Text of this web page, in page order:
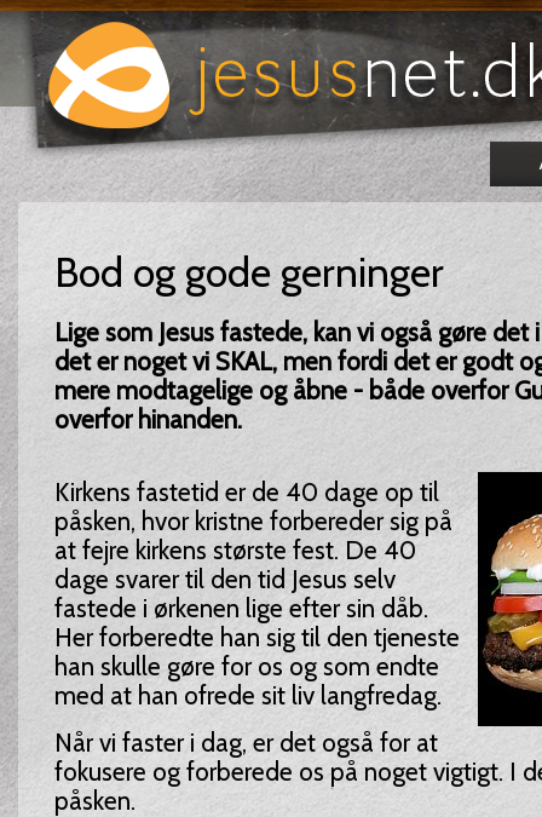
Bod og gode gerninger
Lige som Jesus fastede, kan vi også gøre det
det er noget vi SKAL, men fordi det er godt
mere modtagelige og åbne - både overfor
overfor hinanden.
Kirkens fastetid er de 40 dage op til
påsken, hvor kristne forbereder sig på
at fejre kirkens største fest. De 40
dage svarer til den tid Jesus selv
fastede i ørkenen lige efter sin dåb.
Her forberedte han sig til den tjeneste
han skulle gøre for os og som endte
med at han ofrede sit liv langfredag.
Når vi faster i dag, er det også for at
fokusere og forberede os på noget vigtigt. I
påsken.